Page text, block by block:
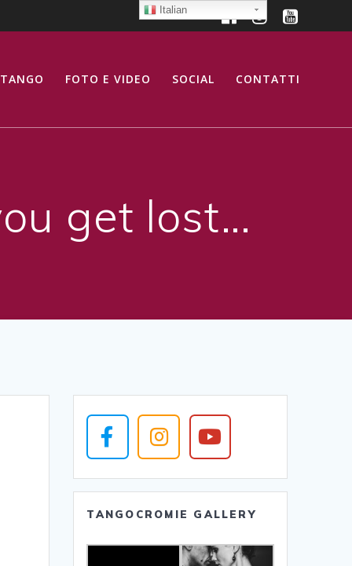
FOTO E VIDEO SOCIAL CONTATTI
get lost…
TANGOCROMIE GALLERY
Italian